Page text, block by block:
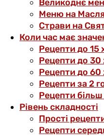
Великоднє
Меню на
Страви на
Коли час має
Рецепти до 15
Рецепти до 30
Рецепти до 60
Рецепти за 2
Рецепти
Рівень складності
Прості
Рецепти